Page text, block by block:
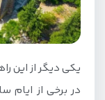
یکی دیگر از این
در برخی از ایام